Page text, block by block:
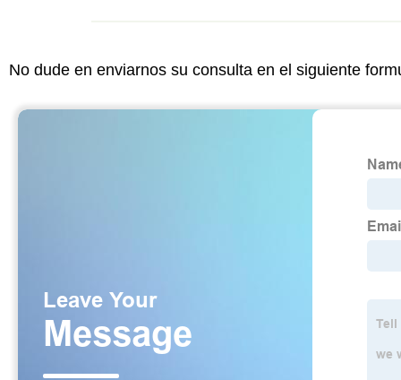
No dude en enviarnos su consulta en el siguiente